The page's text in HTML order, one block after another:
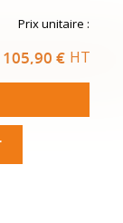
Prix unitaire :
105,90 € HT